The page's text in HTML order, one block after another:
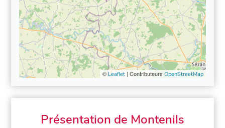
© Leaflet| Contributeurs OpenStreetMap
Présentation de Montenils